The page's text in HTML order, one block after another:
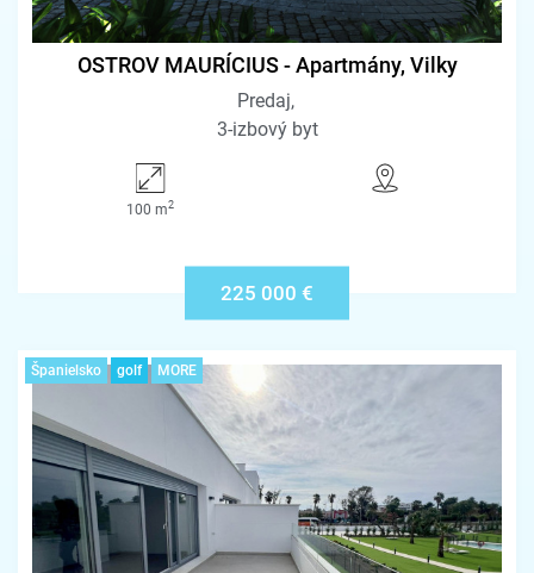
OSTROV MAURÍCIUS - Apartmány, Vilky
Predaj
3-izbový byt
100 m2
225 000 €
Španielsko golf MORE